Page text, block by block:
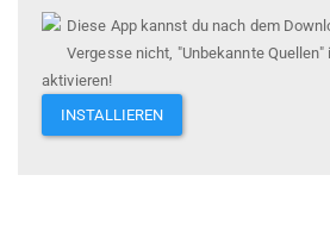
Diese App kannst du nach dem
Vergesse nicht, "Unbekannte Quellen"
aktivieren!
INSTALLIEREN